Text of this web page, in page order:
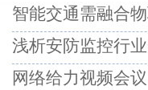
智能交通需融合
浅析安防监控行
网络给力视频会